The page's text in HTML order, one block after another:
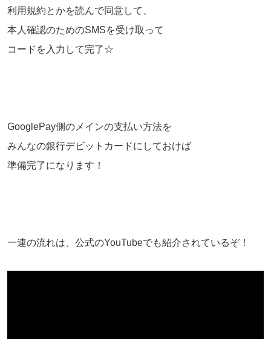
利用規約とかを読んで同意して、
本人確認のためのSMSを受け取って
コードを入力して完了☆
GooglePay側のメインの支払い方法を
みんなの銀行デビットカードにしておけば
準備完了になります！
一連の流れは、公式のYouTubeでも紹介されているぞ！